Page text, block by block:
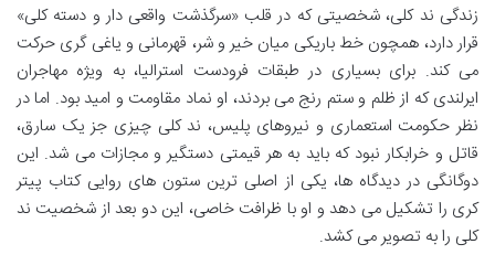
زندگی ند کلی، شخصیتی که در قلب «سرگذشت واقعی دار و دسته کلی»
قرار دارد، همچون خط باریکی میان خیر و شر، قهرمانی و یاغی گری حرکت
می کند. برای بسیاری در طبقات فرودست استرالیا، به ویژه مهاجران
ایرلندی که از ظلم و ستم رنج می بردند، او نماد مقاومت و امید بود. اما در
نظر حکومت استعماری و نیروهای پلیس، ند کلی چیزی جز یک سارق،
قاتل و خرابکار نبود که باید به هر قیمتی دستگیر و مجازات می شد. این
دوگانگی در دیدگاه ها، یکی از اصلی ترین ستون های روایی کتاب پیتر
کری را تشکیل می دهد و او با ظرافت خاصی، این دو بعد از شخصیت ند
کلی را به تصویر می کشد.